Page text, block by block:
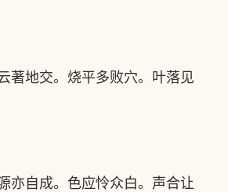
著地交。烧平多败穴。叶落见
亦自成。色应怜众白。声合让